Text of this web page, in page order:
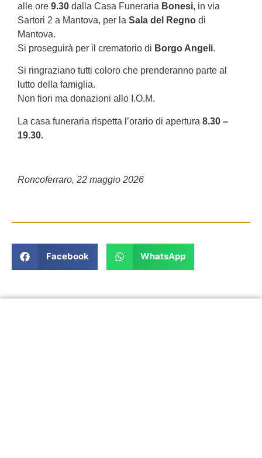
alle ore 9.30 dalla Casa Funeraria Bonesi, in via
Sartori 2 a Mantova, per la Sala del Regno di
Mantova.
Si proseguirà per il crematorio di Borgo Angeli.
Si ringraziano tutti coloro che prenderanno parte al
lutto della famiglia.
Non fiori ma donazioni allo I.O.M.
La casa funeraria rispetta l’orario di apertura 8.30 –
19.30.
Roncoferraro, 22 maggio 2026
Facebook WhatsApp